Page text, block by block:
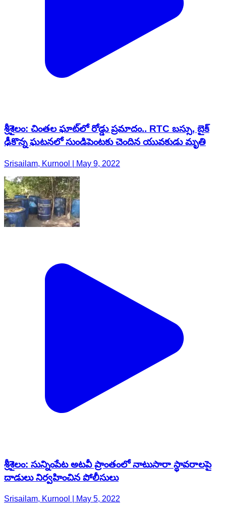
శ్రీశైలం: చింతల ఘాట్‌లో రోడ్డు ప్రమాదం.. RTC బస్సు, బైక్‌
ఢీకొన్న ఘటనలో సుండిపెంటకు చెందిన యువకుడు మృతి
Srisailam, Kurnool | May 9, 2022
శ్రీశైలం: సున్నింపేట అటవీ ప్రాంతంలో నాటుసారా స్థావరాలపై
దాడులు నిర్వహించిన పోలీసులు
Srisailam, Kurnool | May 5, 2022